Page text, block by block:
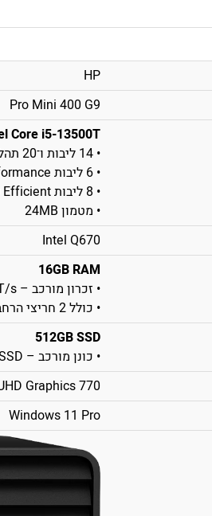
HP
Pro Mini 400 G9
Core i5-13500T
• 14 ליבות ו־20 תהליכונים
• 6 ליבות Performance עד 4.60GHz
• 8 ליבות Efficient עד 3.20GHz
• מטמון 24MB
Intel Q670
16GB RAM
• זכרון מורכב – 16GB UDIMM DDR4 3200MT/s
• כולל 2 חריצי הרחבה UDIMM DDR4 (אחד בשימוש)
512GB SSD
• כונן מורכב – 512GB TLC SSD
Graphics 770
Windows 11 Pro